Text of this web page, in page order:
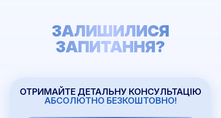
ЗАЛИШИЛИСЯ
ЗАПИТАННЯ?
ОТРИМАЙТЕ ДЕТАЛЬНУ КОНСУЛЬТАЦІЮ
АБСОЛЮТНО БЕЗКОШТОВНО!